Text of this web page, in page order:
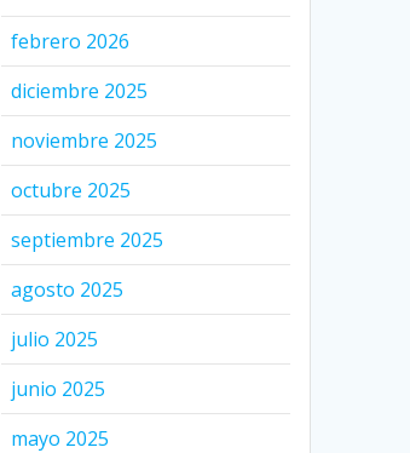
febrero 2026
diciembre 2025
noviembre 2025
octubre 2025
septiembre 2025
agosto 2025
julio 2025
junio 2025
mayo 2025